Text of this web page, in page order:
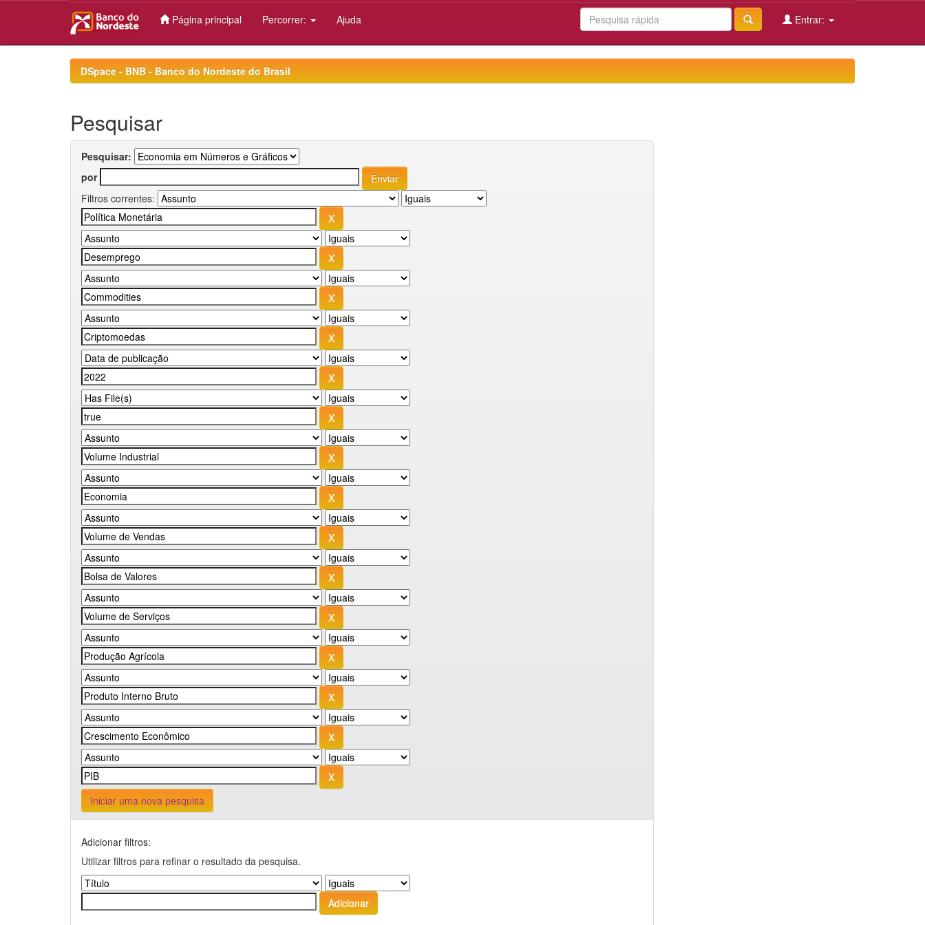
Página principal Percorrer: Ajuda Entrar:
DSpace - BNB - Banco do Nordeste do Brasil
Pesquisar
Pesquisar:
por
Filtros correntes:
Iniciar uma nova pesquisa
Adicionar filtros:
Utilizar filtros para refinar o resultado da pesquisa.